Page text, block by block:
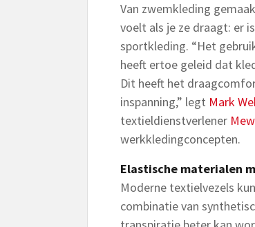
Van zwemkleding
voelt als je ze draagt: er
sportkleding. “Het
heeft ertoe geleid dat
Dit heeft het
inspanning,” legt Mark
textieldienstverlener
werkkledingconcepten.
Elastische materialen
Moderne textielvezels
combinatie van